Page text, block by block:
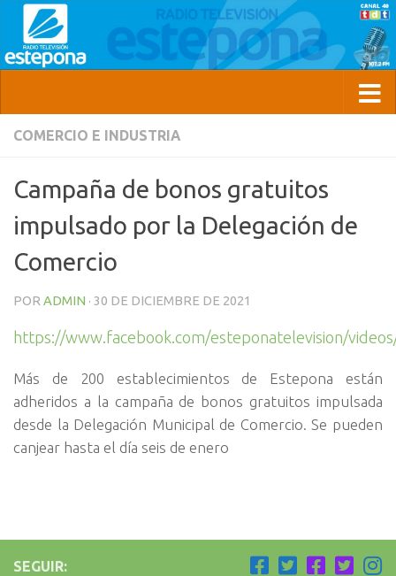
COMERCIO E INDUSTRIA
Campaña de bonos gratuitos
impulsado por la Delegación de
Comercio
POR ADMIN · 30 DE DICIEMBRE DE 2021
https://www.facebook.com/esteponatelevision/
Más de 200 establecimientos de Estepona están
adheridos a la campaña de bonos gratuitos impulsada
desde la Delegación Municipal de Comercio. Se pueden
canjear hasta el día seis de enero
SEGUIR: